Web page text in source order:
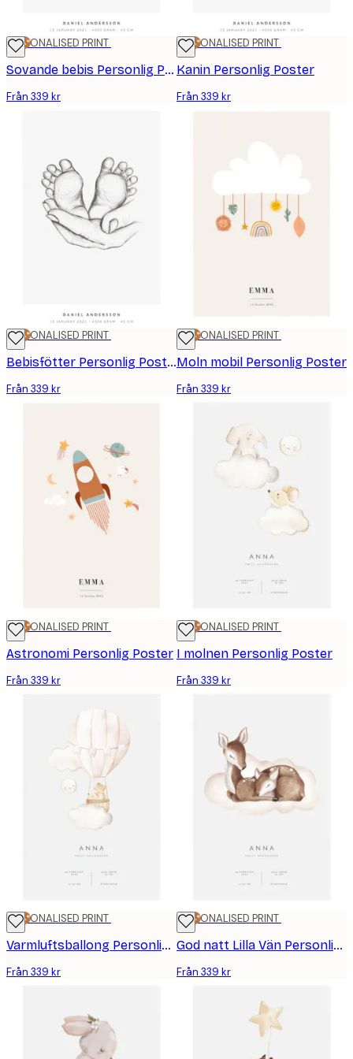
25%*
PERSONALISED PRINT
Sovande bebis Personlig Poster
Från 339 kr
25%*
PERSONALISED PRINT
Kanin Personlig Poster
Från 339 kr
25%*
PERSONALISED PRINT
Bebisfötter Personlig Poster
Från 339 kr
25%*
PERSONALISED PRINT
Moln mobil Personlig Poster
Från 339 kr
25%*
PERSONALISED PRINT
Astronomi Personlig Poster
Från 339 kr
25%*
PERSONALISED PRINT
I molnen Personlig Poster
Från 339 kr
25%*
PERSONALISED PRINT
Varmluftsballong Personlig Poster
Från 339 kr
25%*
PERSONALISED PRINT
God natt Lilla Vän Personlig Poster
Från 339 kr